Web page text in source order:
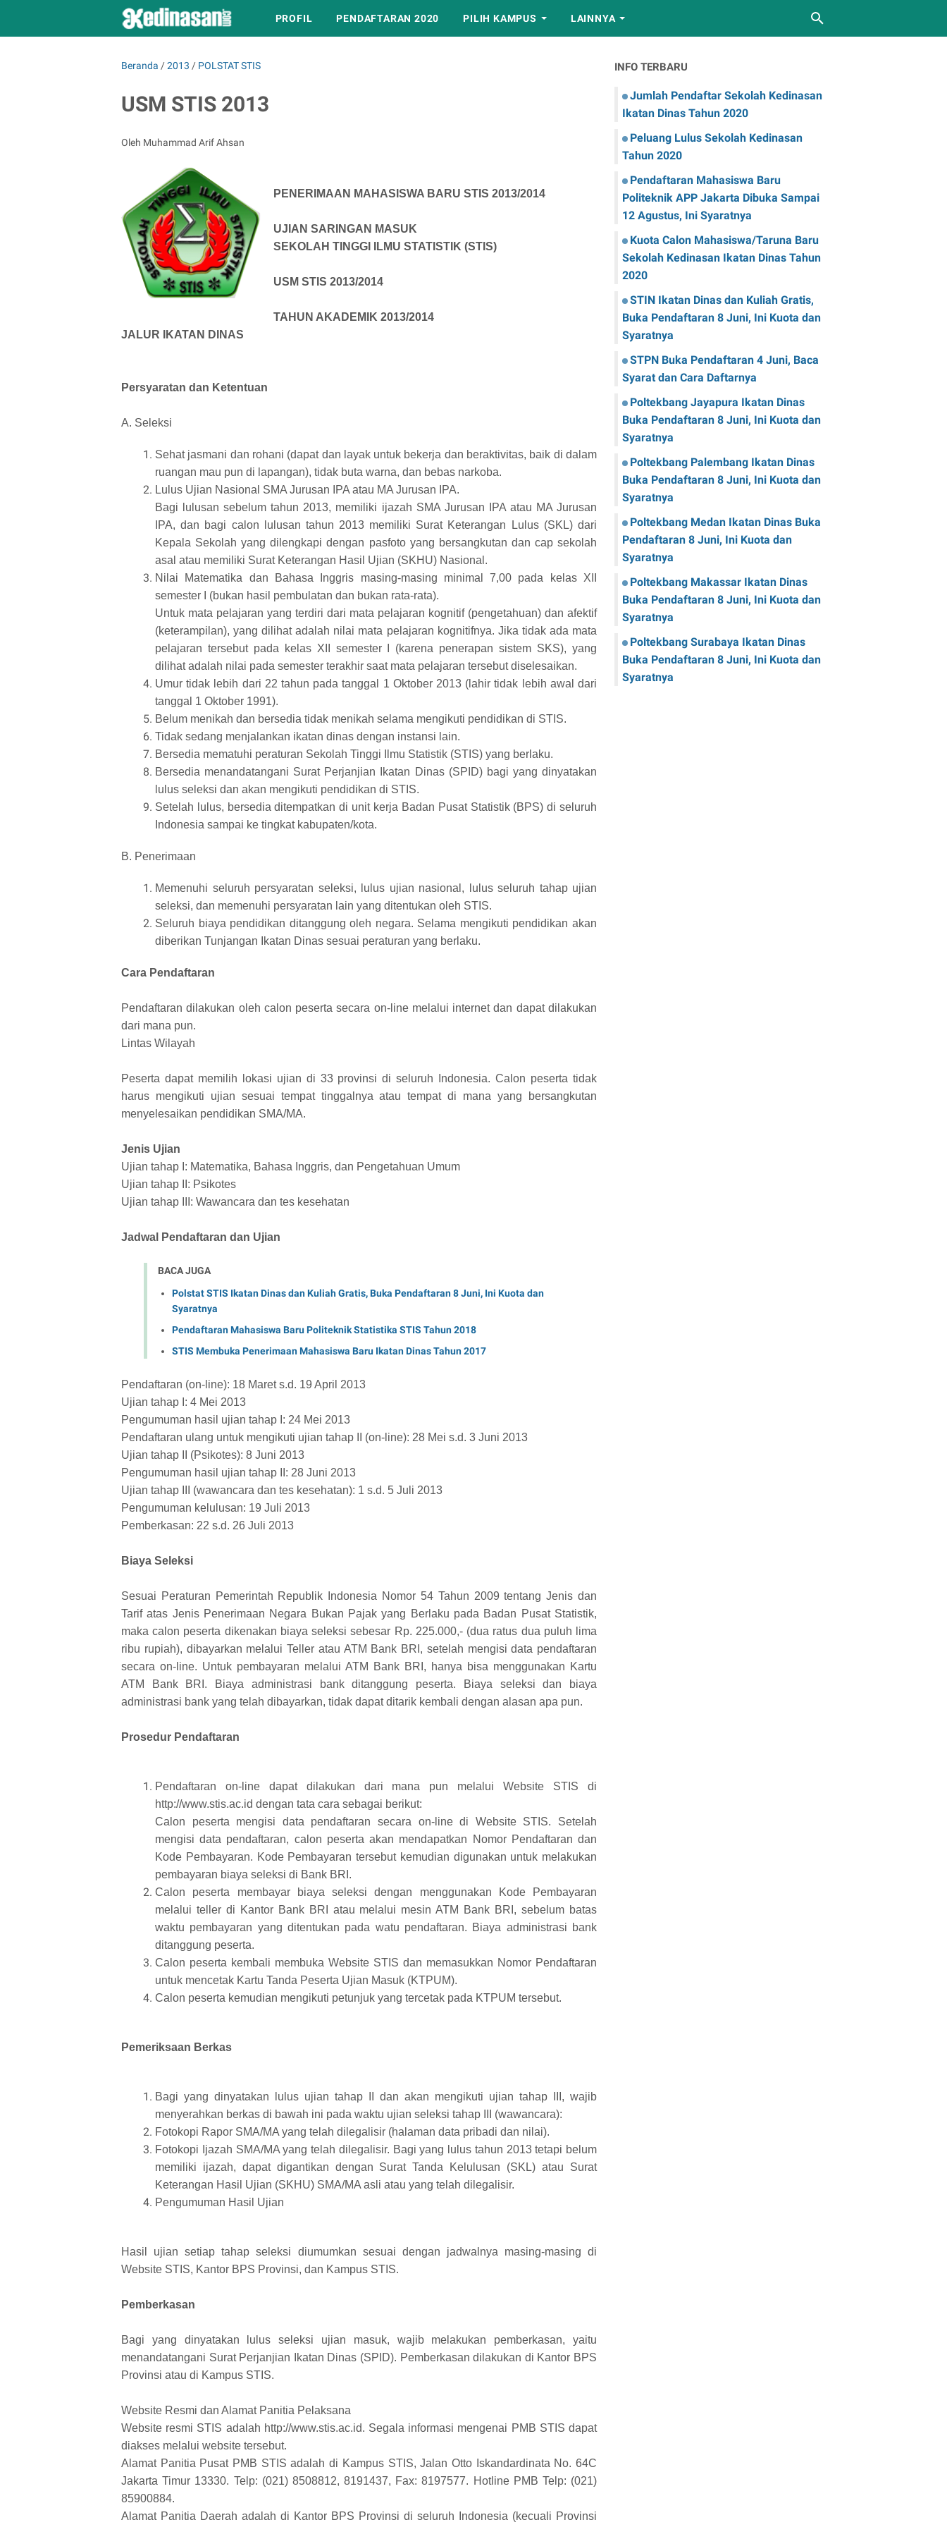
PROFIL PENDAFTARAN 2020 PILIH KAMPUS LAINNYA
Beranda /2013 / POLSTAT STIS
USM STIS 2013
Oleh Muhammad Arif Ahsan
PENERIMAAN MAHASISWA BARU STIS 2013/2014
UJIAN SARINGAN MASUK
SEKOLAH TINGGI ILMU STATISTIK (STIS)
USM STIS 2013/2014
TAHUN AKADEMIK 2013/2014
JALUR IKATAN DINAS
Persyaratan dan Ketentuan
A. Seleksi
Sehat jasmani dan rohani (dapat dan layak untuk bekerja dan beraktivitas, baik di dalam
ruangan mau pun di lapangan), tidak buta warna, dan bebas narkoba.
Lulus Ujian Nasional SMA Jurusan IPA atau MA Jurusan IPA.
Bagi lulusan sebelum tahun 2013, memiliki ijazah SMA Jurusan IPA atau MA Jurusan
IPA, dan bagi calon lulusan tahun 2013 memiliki Surat Keterangan Lulus (SKL) dari
Kepala Sekolah yang dilengkapi dengan pasfoto yang bersangkutan dan cap sekolah
asal atau memiliki Surat Keterangan Hasil Ujian (SKHU) Nasional.
Nilai Matematika dan Bahasa Inggris masing-masing minimal 7,00 pada kelas XII
semester I (bukan hasil pembulatan dan bukan rata-rata).
Untuk mata pelajaran yang terdiri dari mata pelajaran kognitif (pengetahuan) dan afektif
(keterampilan), yang dilihat adalah nilai mata pelajaran kognitifnya. Jika tidak ada mata
pelajaran tersebut pada kelas XII semester I (karena penerapan sistem SKS), yang
dilihat adalah nilai pada semester terakhir saat mata pelajaran tersebut diselesaikan.
Umur tidak lebih dari 22 tahun pada tanggal 1 Oktober 2013 (lahir tidak lebih awal dari
tanggal 1 Oktober 1991).
Belum menikah dan bersedia tidak menikah selama mengikuti pendidikan di STIS.
Tidak sedang menjalankan ikatan dinas dengan instansi lain.
Bersedia mematuhi peraturan Sekolah Tinggi Ilmu Statistik (STIS) yang berlaku.
Bersedia menandatangani Surat Perjanjian Ikatan Dinas (SPID) bagi yang dinyatakan
lulus seleksi dan akan mengikuti pendidikan di STIS.
Setelah lulus, bersedia ditempatkan di unit kerja Badan Pusat Statistik (BPS) di seluruh
Indonesia sampai ke tingkat kabupaten/kota.
B. Penerimaan
Memenuhi seluruh persyaratan seleksi, lulus ujian nasional, lulus seluruh tahap ujian
seleksi, dan memenuhi persyaratan lain yang ditentukan oleh STIS.
Seluruh biaya pendidikan ditanggung oleh negara. Selama mengikuti pendidikan akan
diberikan Tunjangan Ikatan Dinas sesuai peraturan yang berlaku.
Cara Pendaftaran
Pendaftaran dilakukan oleh calon peserta secara on-line melalui internet dan dapat dilakukan
dari mana pun.
Lintas Wilayah
Peserta dapat memilih lokasi ujian di 33 provinsi di seluruh Indonesia. Calon peserta tidak
harus mengikuti ujian sesuai tempat tinggalnya atau tempat di mana yang bersangkutan
menyelesaikan pendidikan SMA/MA.
Jenis Ujian
Ujian tahap I: Matematika, Bahasa Inggris, dan Pengetahuan Umum
Ujian tahap II: Psikotes
Ujian tahap III: Wawancara dan tes kesehatan
Jadwal Pendaftaran dan Ujian
BACA JUGA
Polstat STIS Ikatan Dinas dan Kuliah Gratis, Buka Pendaftaran 8 Juni, Ini Kuota dan
Syaratnya
Pendaftaran Mahasiswa Baru Politeknik Statistika STIS Tahun 2018
STIS Membuka Penerimaan Mahasiswa Baru Ikatan Dinas Tahun 2017
Pendaftaran (on-line): 18 Maret s.d. 19 April 2013
Ujian tahap I: 4 Mei 2013
Pengumuman hasil ujian tahap I: 24 Mei 2013
Pendaftaran ulang untuk mengikuti ujian tahap II (on-line): 28 Mei s.d. 3 Juni 2013
Ujian tahap II (Psikotes): 8 Juni 2013
Pengumuman hasil ujian tahap II: 28 Juni 2013
Ujian tahap III (wawancara dan tes kesehatan): 1 s.d. 5 Juli 2013
Pengumuman kelulusan: 19 Juli 2013
Pemberkasan: 22 s.d. 26 Juli 2013
Biaya Seleksi
Sesuai Peraturan Pemerintah Republik Indonesia Nomor 54 Tahun 2009 tentang Jenis dan
Tarif atas Jenis Penerimaan Negara Bukan Pajak yang Berlaku pada Badan Pusat Statistik,
maka calon peserta dikenakan biaya seleksi sebesar Rp. 225.000,- (dua ratus dua puluh lima
ribu rupiah), dibayarkan melalui Teller atau ATM Bank BRI, setelah mengisi data pendaftaran
secara on-line. Untuk pembayaran melalui ATM Bank BRI, hanya bisa menggunakan Kartu
ATM Bank BRI. Biaya administrasi bank ditanggung peserta. Biaya seleksi dan biaya
administrasi bank yang telah dibayarkan, tidak dapat ditarik kembali dengan alasan apa pun.
Prosedur Pendaftaran
Pendaftaran on-line dapat dilakukan dari mana pun melalui Website STIS di
http://www.stis.ac.id dengan tata cara sebagai berikut:
Calon peserta mengisi data pendaftaran secara on-line di Website STIS. Setelah
mengisi data pendaftaran, calon peserta akan mendapatkan Nomor Pendaftaran dan
Kode Pembayaran. Kode Pembayaran tersebut kemudian digunakan untuk melakukan
pembayaran biaya seleksi di Bank BRI.
Calon peserta membayar biaya seleksi dengan menggunakan Kode Pembayaran
melalui teller di Kantor Bank BRI atau melalui mesin ATM Bank BRI, sebelum batas
waktu pembayaran yang ditentukan pada watu pendaftaran. Biaya administrasi bank
ditanggung peserta.
Calon peserta kembali membuka Website STIS dan memasukkan Nomor Pendaftaran
untuk mencetak Kartu Tanda Peserta Ujian Masuk (KTPUM).
Calon peserta kemudian mengikuti petunjuk yang tercetak pada KTPUM tersebut.
Pemeriksaan Berkas
Bagi yang dinyatakan lulus ujian tahap II dan akan mengikuti ujian tahap III, wajib
menyerahkan berkas di bawah ini pada waktu ujian seleksi tahap III (wawancara):
Fotokopi Rapor SMA/MA yang telah dilegalisir (halaman data pribadi dan nilai).
Fotokopi Ijazah SMA/MA yang telah dilegalisir. Bagi yang lulus tahun 2013 tetapi belum
memiliki ijazah, dapat digantikan dengan Surat Tanda Kelulusan (SKL) atau Surat
Keterangan Hasil Ujian (SKHU) SMA/MA asli atau yang telah dilegalisir.
Pengumuman Hasil Ujian
Hasil ujian setiap tahap seleksi diumumkan sesuai dengan jadwalnya masing-masing di
Website STIS, Kantor BPS Provinsi, dan Kampus STIS.
Pemberkasan
Bagi yang dinyatakan lulus seleksi ujian masuk, wajib melakukan pemberkasan, yaitu
menandatangani Surat Perjanjian Ikatan Dinas (SPID). Pemberkasan dilakukan di Kantor BPS
Provinsi atau di Kampus STIS.
Website Resmi dan Alamat Panitia Pelaksana
Website resmi STIS adalah http://www.stis.ac.id. Segala informasi mengenai PMB STIS dapat
diakses melalui website tersebut.
Alamat Panitia Pusat PMB STIS adalah di Kampus STIS, Jalan Otto Iskandardinata No. 64C
Jakarta Timur 13330. Telp: (021) 8508812, 8191437, Fax: 8197577. Hotline PMB Telp: (021)
85900884.
Alamat Panitia Daerah adalah di Kantor BPS Provinsi di seluruh Indonesia (kecuali Provinsi
INFO TERBARU
Jumlah Pendaftar Sekolah Kedinasan
Ikatan Dinas Tahun 2020
Peluang Lulus Sekolah Kedinasan
Tahun 2020
Pendaftaran Mahasiswa Baru
Politeknik APP Jakarta Dibuka Sampai
12 Agustus, Ini Syaratnya
Kuota Calon Mahasiswa/Taruna Baru
Sekolah Kedinasan Ikatan Dinas Tahun
2020
STIN Ikatan Dinas dan Kuliah Gratis,
Buka Pendaftaran 8 Juni, Ini Kuota dan
Syaratnya
STPN Buka Pendaftaran 4 Juni, Baca
Syarat dan Cara Daftarnya
Poltekbang Jayapura Ikatan Dinas
Buka Pendaftaran 8 Juni, Ini Kuota dan
Syaratnya
Poltekbang Palembang Ikatan Dinas
Buka Pendaftaran 8 Juni, Ini Kuota dan
Syaratnya
Poltekbang Medan Ikatan Dinas Buka
Pendaftaran 8 Juni, Ini Kuota dan
Syaratnya
Poltekbang Makassar Ikatan Dinas
Buka Pendaftaran 8 Juni, Ini Kuota dan
Syaratnya
Poltekbang Surabaya Ikatan Dinas
Buka Pendaftaran 8 Juni, Ini Kuota dan
Syaratnya